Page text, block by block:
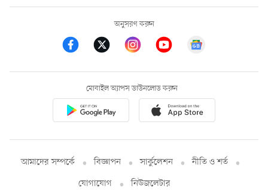
অনুসরণ করুন
মোবাইল অ্যাপস ডাউনলোড করুন
আমাদের সম্পর্কে বিজ্ঞাপন সার্কুলেশন
নীতি ও শর্ত
যোগাযোগ
নিউজলেটার